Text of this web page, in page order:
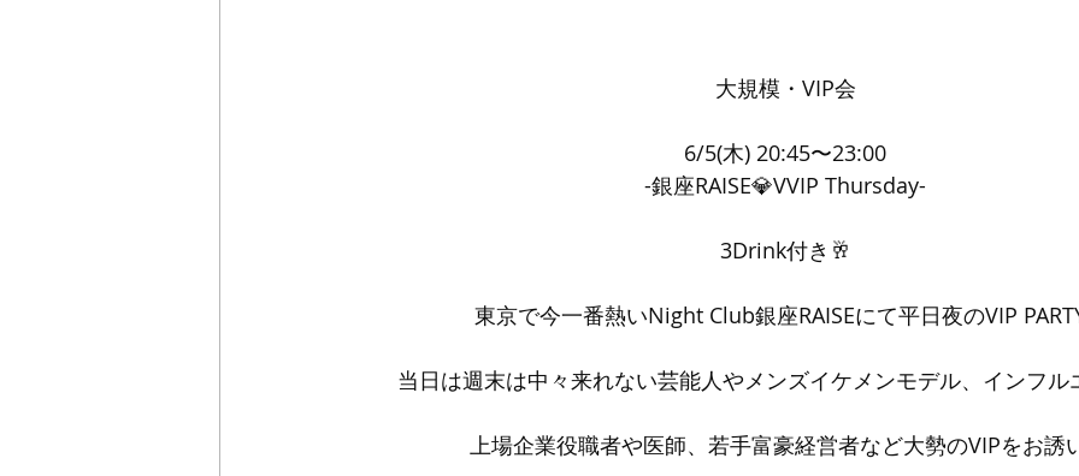
大規模・VIP会
6/5(木) 20:45〜23:00
-銀座RAISE💎VVIP Thursday-
3Drink付き🥂
東京で今一番熱いNight Club銀座RAISEにて平日夜のVIP
当日は週末は中々来れない芸能人やメンズイケメンモデル、インフル
上場企業役職者や医師、若手富豪経営者など大勢のVIPをお誘